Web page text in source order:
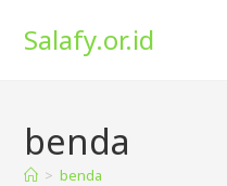
Salafy.or.id
benda
> benda